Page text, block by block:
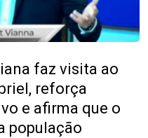
faz visita ao
reforça
e afirma que o
população